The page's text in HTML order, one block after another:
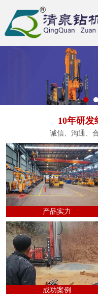
10年研发
诚信、沟通、
产品实力
成功案例